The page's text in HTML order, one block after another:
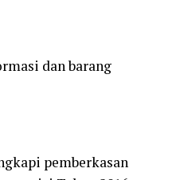
dan barang
pemberkasan